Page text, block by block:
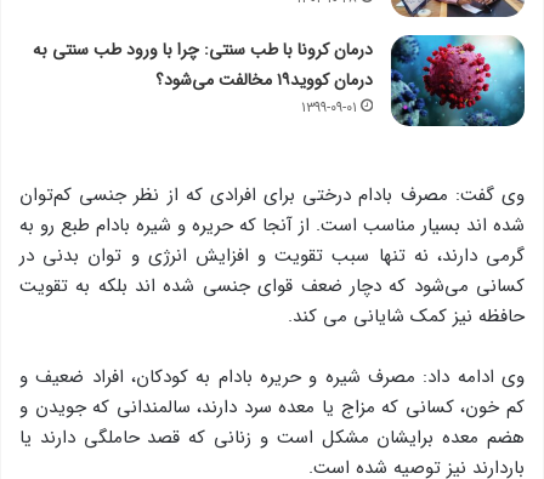
درمان کرونا با طب سنتی: چرا با ورود طب سنتی به
درمان کووید۱۹ مخالفت می‌شود؟
۱۳۹۹-۰۹-۰۱
وی گفت: مصرف بادام درختی برای افرادی که از نظر جنسی کم‌توان
شده اند بسیار مناسب است. از آنجا که حریره و شیره بادام طبع رو به
گرمی دارند، نه تنها سبب تقویت و افزایش انرژی و توان بدنی در
کسانی می‌شود که دچار ضعف قوای جنسی شده اند بلکه به تقویت
حافظه نیز کمک شایانی می کند.
وی ادامه داد: مصرف شیره و حریره بادام به کودکان، افراد ضعیف و
کم خون، کسانی ‌که مزاج یا معده سرد دارند، سالمندانی که جویدن و
هضم معده برایشان مشکل است و زنانی که قصد حاملگی دارند یا
باردارند نیز توصیه شده است.